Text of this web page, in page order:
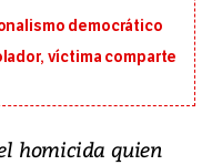
democrático
víctima comparte
homicida quien